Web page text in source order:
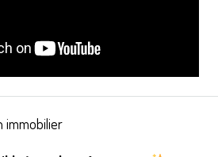
immobilier